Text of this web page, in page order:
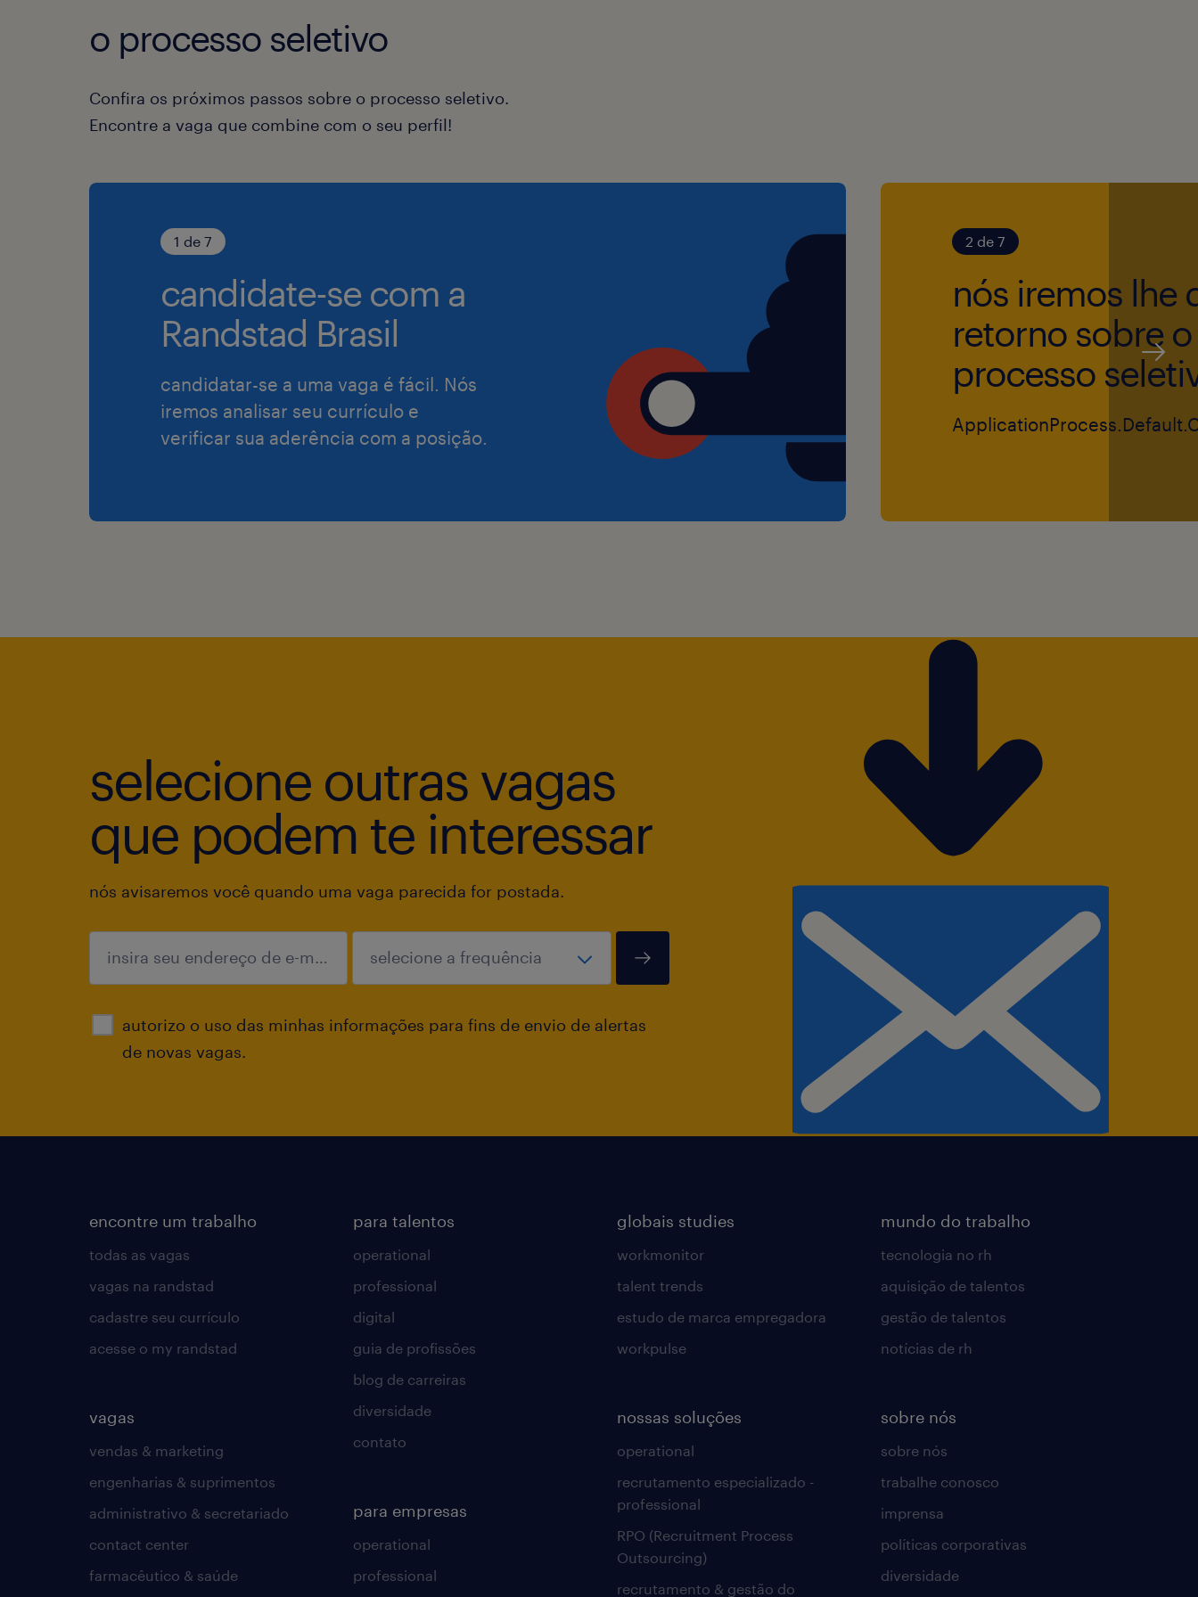
Experiência anterior na área operacional, como operação de
Senso de segurança e organização;
Muita vontade para aprender coisas novas!
Jornada de Trabalho: De segunda a sexta, com disponibilidade
Assistência Médica
Convênio Farmácia
pioneiro, ideias criativas e que sejam destemidas quando se
trata de enfrentar os maiores desafios do mundo. Um time que
adora tecnologia – e fazer a diferença. Paixão por encontrar
novas soluções, trabalhar com colegas brilhantes e uma
grande variedade de projetos empolgantes, contribuindo para
Ficou interessado? Cadastre-se agora, queremos te
o processo seletivo
Confira os próximos passos sobre o processo seletivo.
Encontre a vaga que combine com o seu perfil!
1 de 7
candidate-se com a
Randstad Brasil
candidatar-se a uma vaga é fácil. Nós
iremos analisar seu currículo e
verificar sua aderência com a posição.
2 de 7
nós iremos lhe
retorno sobre o
processo
selecione outras vagas
que podem te interessar
nós avisaremos você quando uma vaga parecida for postada.
autorizo o uso das minhas informações para fins de envio de alertas
de novas vagas.
enviar
encontre um trabalho
todas as vagas
vagas na randstad
cadastre seu currículo
acesse o my randstad
vagas
vendas & marketing
engenharias & suprimentos
administrativo & secretariado
contact center
farmacêutico & saúde
para talentos
operational
professional
digital
guia de profissões
blog de carreiras
diversidade
contato
para empresas
operational
professional
globais studies
workmonitor
talent trends
estudo de marca empregadora
workpulse
nossas soluções
operational
recrutamento especializado -
professional
RPO (Recruitment Process
Outsourcing)
recrutamento & gestão do
mundo do trabalho
tecnologia no rh
aquisição de talentos
gestão de talentos
notícias de rh
sobre nós
sobre nós
trabalhe conosco
imprensa
políticas corporativas
diversidade